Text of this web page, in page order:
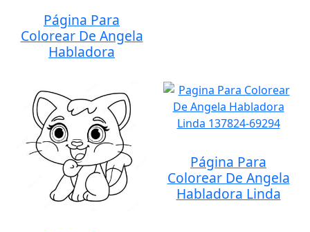
Página Para
Colorear De Angela
Habladora
Página Para
Colorear De Angela
Habladora Linda